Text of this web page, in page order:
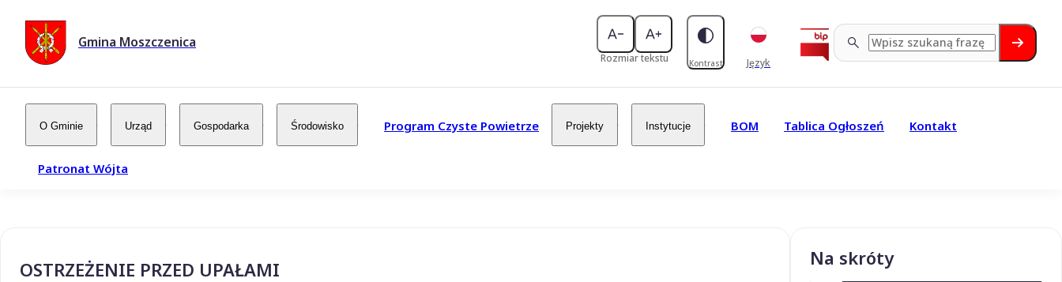
Gmina Moszczenica
Rozmiar tekstu Kontrast Język
O Gminie Urząd Gospodarka Środowisko Program Czyste Powietrze Projekty Instytucje BOM Tablica Ogłoszeń Kontakt
Patronat Wójta
OSTRZEŻENIE PRZED UPAŁAMI
Na skróty